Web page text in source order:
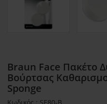
Braun Face Πακέτο
Βούρτσας
Sponge